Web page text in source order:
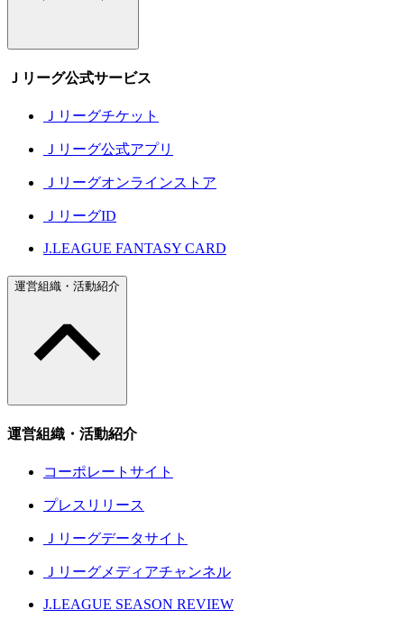
Ｊリーグ公式サービス
Ｊリーグチケット
Ｊリーグ公式アプリ
Ｊリーグオンラインストア
ＪリーグID
J.LEAGUE FANTASY CARD
運営組織・活動紹介
運営組織・活動紹介
コーポレートサイト
プレスリリース
Ｊリーグデータサイト
Ｊリーグメディアチャンネル
J.LEAGUE SEASON REVIEW